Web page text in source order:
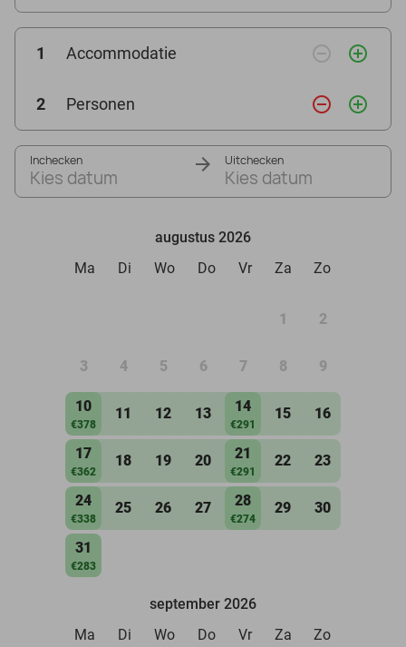
1 Accommodatie remove_circle_outline add_circle_outline
2 Personen remove_circle_outline add_circle_outline
Inchecken
Kies datum
Uitchecken
Kies datum
augustus 2026
Ma
Di Wo Do Vr Za Zo
1 2
3 4 5 6 7 8 9
10
€378
11 12 13 14
€291
15 16
17
€362
18 19 20 21
€291
22 23
24
€338
25 26 27 28
€274
29 30
31
€283
september 2026
Ma
Di Wo Do Vr Za Zo